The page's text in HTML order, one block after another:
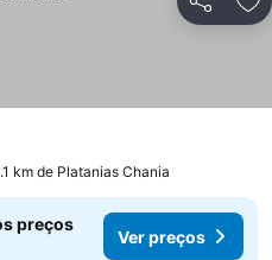
Partilhar
km de Platanias Chania
preços
Ver preços